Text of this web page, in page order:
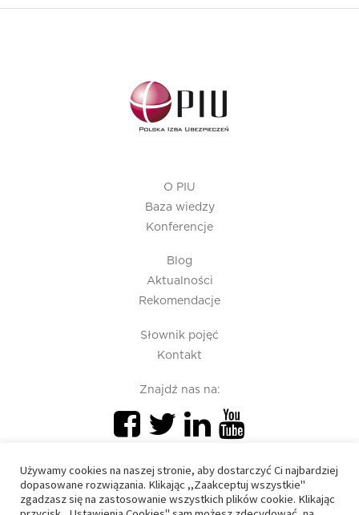
O PIU
Baza wiedzy
Konferencje
Blog
Aktualności
Rekomendacje
Słownik pojęć
Kontakt
Znajdź nas na:
Używamy cookies na naszej stronie, aby dostarczyć Ci najbardziej
dopasowane rozwiązania. Klikając ,,Zaakceptuj wszystkie"
zgadzasz się na zastosowanie wszystkich plików cookie. Klikając